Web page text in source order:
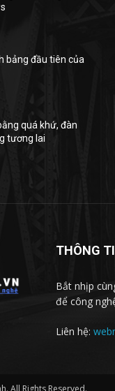
bảng đầu tiên của
quá khứ, đàn
tương lai
THÔNG
Bắt nhịp
để công
Liên hệ:
All Rights Reserved.